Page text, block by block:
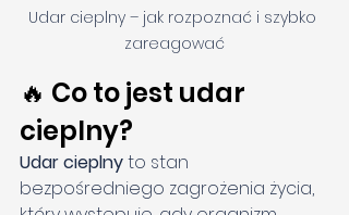
Udar cieplny – jak rozpoznać i szybko
zareagować
🔥 Co to jest udar
cieplny?
Udar cieplny to stan
bezpośredniego zagrożenia życia,